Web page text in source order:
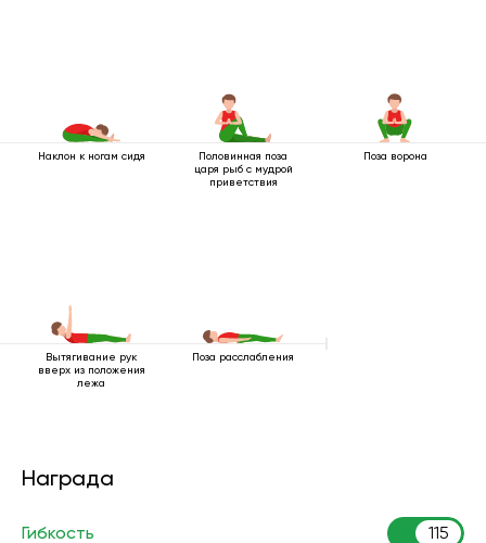
Наклон к ногам сидя
Половинная поза
царя рыб с мудрой
приветствия
Поза ворона
Вытягивание рук
вверх из положения
лежа
Поза расслабления
Награда
Гибкость 115